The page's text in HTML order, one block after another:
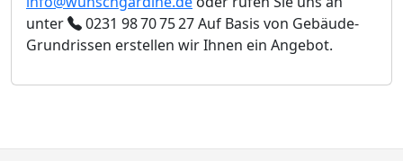
unter
0231 98 70 75 27Auf Basis von Gebäude-
Grundrissen erstellen wir Ihnen ein Angebot.